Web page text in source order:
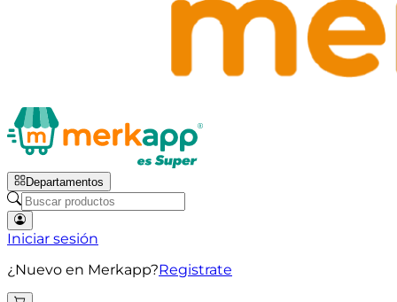
Departamentos
Iniciar sesión
¿Nuevo en Merkapp?Registrate